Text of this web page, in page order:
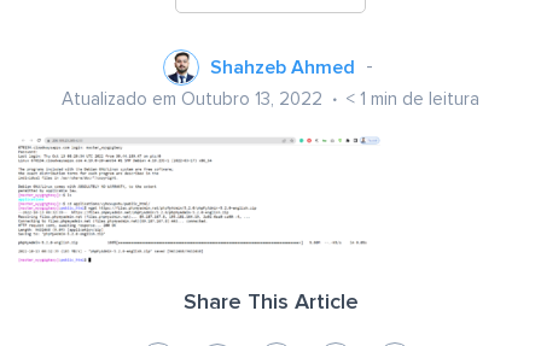
Shahzeb Ahmed
Atualizado em Outubro 13, 2022 < 1 min de leitura
Share This Article